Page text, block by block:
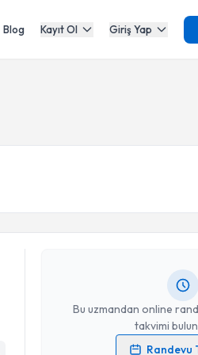
Blog Kayıt Ol Giriş Yap
Bu uzmandan online
takvimi
Randevu